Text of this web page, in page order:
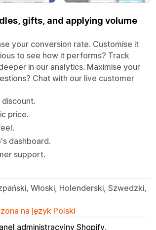
gifts, and applying volume
your conversion rate. Customise it
to see how it performs? Track
in our analytics. Maximise your
Chat with our live customer
price.
dashboard.
support.
Włoski, Holenderski, Szwedzki,
na język Polski
administracyjny Shopify